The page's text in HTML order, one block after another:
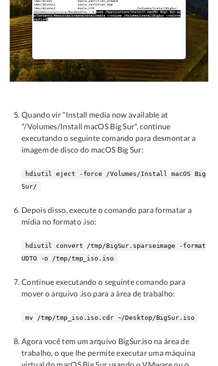
Quando vir "Install media now available at
"/Volumes/Install macOS Big Sur", continue
executando o seguinte comando para desmontar a
imagem de disco do macOS Big Sur:
hdiutil eject -force /Volumes/Install macOS Big
Sur/
Depois disso, execute o comando para formatar a
mídia no formato .iso:
hdiutil convert /tmp/BigSur.sparseimage -format
UDTO -o /tmp/tmp_iso.iso
Continue executando o seguinte comando para
mover o arquivo .iso para a área de trabalho:
mv /tmp/tmp_iso.iso.cdr ~/Desktop/BigSur.iso
Agora você tem um arquivo BigSur.iso na área de
trabalho, o que lhe permite executar uma máquina